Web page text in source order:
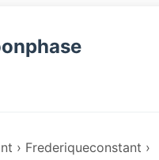
› Frederiqueconstant ›